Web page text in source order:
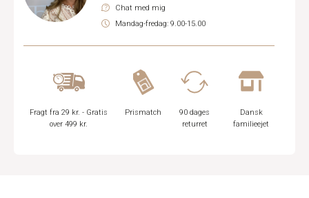
Chat med mig
Mandag-fredag: 9.00-15.00
Fragt fra 29 kr. - Gratis
over 499 kr.
Prismatch
90 dages
returret
Dansk
familieejet